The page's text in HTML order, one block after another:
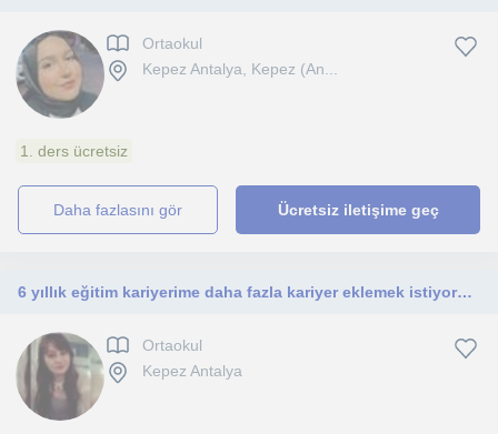
Ortaokul
Kepez Antalya, Kepez (An...
1. ders ücretsiz
daha fazlasını gör Ücretsiz iletişime geç
6 yıllık eğitim kariyerime daha fazla kariyer eklemek istiyorum.
Ortaokul
Kepez Antalya